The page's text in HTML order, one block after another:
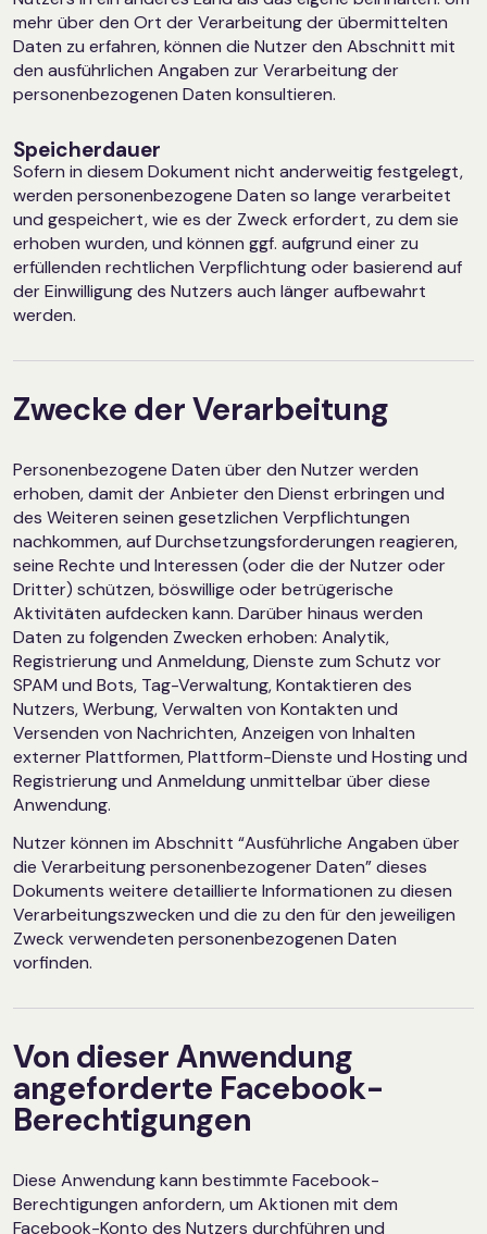
mehr über den Ort der Verarbeitung der übermittelten
Daten zu erfahren, können die Nutzer den Abschnitt mit
den ausführlichen Angaben zur Verarbeitung der
personenbezogenen Daten konsultieren.
Speicherdauer
Sofern in diesem Dokument nicht anderweitig festgelegt,
werden personenbezogene Daten so lange verarbeitet
und gespeichert, wie es der Zweck erfordert, zu dem sie
erhoben wurden, und können ggf. aufgrund einer zu
erfüllenden rechtlichen Verpflichtung oder basierend auf
der Einwilligung des Nutzers auch länger aufbewahrt
werden.
Zwecke der Verarbeitung
Personenbezogene Daten über den Nutzer werden
erhoben, damit der Anbieter den Dienst erbringen und
des Weiteren seinen gesetzlichen Verpflichtungen
nachkommen, auf Durchsetzungsforderungen reagieren,
seine Rechte und Interessen (oder die der Nutzer oder
Dritter) schützen, böswillige oder betrügerische
Aktivitäten aufdecken kann. Darüber hinaus werden
Daten zu folgenden Zwecken erhoben: Analytik,
Registrierung und Anmeldung, Dienste zum Schutz vor
SPAM und Bots, Tag-Verwaltung, Kontaktieren des
Nutzers, Werbung, Verwalten von Kontakten und
Versenden von Nachrichten, Anzeigen von Inhalten
externer Plattformen, Plattform-Dienste und Hosting und
Registrierung und Anmeldung unmittelbar über diese
Anwendung.
Nutzer können im Abschnitt “Ausführliche Angaben über
die Verarbeitung personenbezogener Daten” dieses
Dokuments weitere detaillierte Informationen zu diesen
Verarbeitungszwecken und die zu den für den jeweiligen
Zweck verwendeten personenbezogenen Daten
vorfinden.
Von dieser Anwendung
angeforderte Facebook-
Berechtigungen
Diese Anwendung kann bestimmte Facebook-
Berechtigungen anfordern, um Aktionen mit dem
Facebook-Konto des Nutzers durchführen und